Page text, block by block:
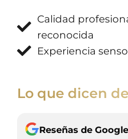
Calidad
reconocida
Experiencia
Lo que dicen
Reseñas de Google